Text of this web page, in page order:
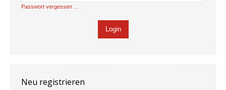
Passwort vergessen …
Neu registrieren